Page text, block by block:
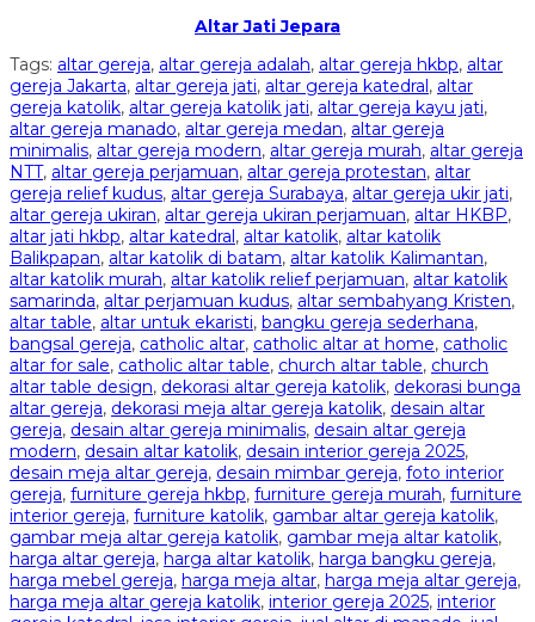
Altar Jati Jepara
Tags: altar gereja, altar gereja adalah, altar gereja hkbp, altar
gereja Jakarta, altar gereja jati, altar gereja katedral, altar
gereja katolik, altar gereja katolik jati, altar gereja kayu jati,
altar gereja manado, altar gereja medan, altar gereja
minimalis, altar gereja modern, altar gereja murah, altar gereja
NTT, altar gereja perjamuan, altar gereja protestan, altar
gereja relief kudus, altar gereja Surabaya, altar gereja ukir jati,
altar gereja ukiran, altar gereja ukiran perjamuan, altar HKBP,
altar jati hkbp, altar katedral, altar katolik, altar katolik
Balikpapan, altar katolik di batam, altar katolik Kalimantan,
altar katolik murah, altar katolik relief perjamuan, altar katolik
samarinda, altar perjamuan kudus, altar sembahyang Kristen,
altar table, altar untuk ekaristi, bangku gereja sederhana,
bangsal gereja, catholic altar, catholic altar at home, catholic
altar for sale, catholic altar table, church altar table, church
altar table design, dekorasi altar gereja katolik, dekorasi bunga
altar gereja, dekorasi meja altar gereja katolik, desain altar
gereja, desain altar gereja minimalis, desain altar gereja
modern, desain altar katolik, desain interior gereja 2025,
desain meja altar gereja, desain mimbar gereja, foto interior
gereja, furniture gereja hkbp, furniture gereja murah, furniture
interior gereja, furniture katolik, gambar altar gereja katolik,
gambar meja altar gereja katolik, gambar meja altar katolik,
harga altar gereja, harga altar katolik, harga bangku gereja,
harga mebel gereja, harga meja altar, harga meja altar gereja,
harga meja altar gereja katolik, interior gereja 2025, interior